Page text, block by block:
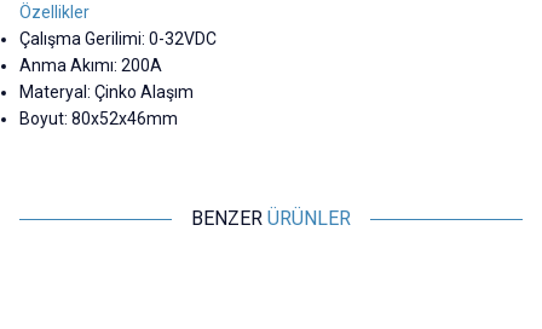
Özellikler
Çalışma Gerilimi: 0-32VDC
Anma Akımı: 200A
Materyal: Çinko Alaşım
Boyut: 80x52x46mm
BENZER ÜRÜNLER